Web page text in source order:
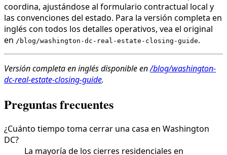
coordina, ajustándose al formulario contractual local y
las convenciones del estado. Para la versión completa en
inglés con todos los detalles operativos, vea el original
en /blog/washington-dc-real-estate-closing-guide.
Versión completa en inglés disponible en/blog/washington-
dc-real-estate-closing-guide.
Preguntas frecuentes
¿Cuánto tiempo toma cerrar una casa en Washington
DC?
La mayoría de los cierres residenciales en